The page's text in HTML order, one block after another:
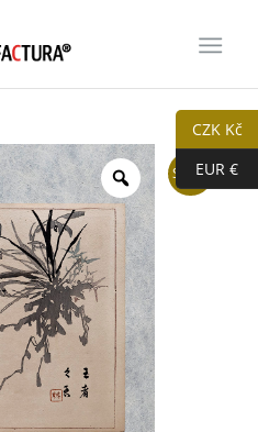
Sleva!
CZK Kč
EUR €